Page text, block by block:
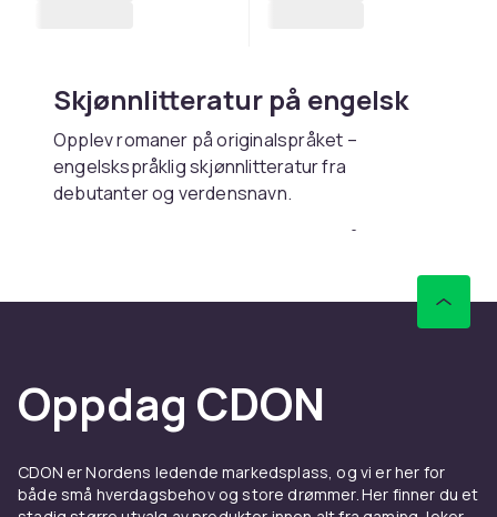
Skjønnlitteratur på engelsk
Opplev romaner på originalspråket –
engelskspråklig skjønnlitteratur fra
debutanter og verdensnavn.
Kjøp skjønnlitteratur på
Oppdag CDON
CDON er Nordens ledende markedsplass, og vi er her for
både små hverdagsbehov og store drømmer. Her finner du et